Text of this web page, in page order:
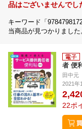
品はございませんでし
キーワード「
当商品が見つかりました
者 便
田中元
2021年
22ポ